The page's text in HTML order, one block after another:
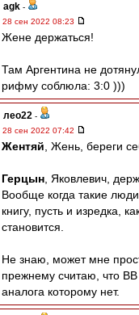
agk -
28 сен 2022 08:23
Жене держаться!
Там Аргентина не
рифму соблюла: 3:0 )))
лео22 -
28 сен 2022 07:42
Жентяй , Жень, береги
Герцын , Яковлевич,
Вообще когда такие
книгу, пусть и изредка,
становится.
Не знаю, может мне
прежнему считаю, что ВВ
аналога которому нет.